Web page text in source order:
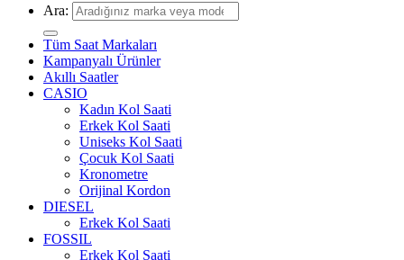
Ara:
Tüm Saat Markaları
Kampanyalı Ürünler
Akıllı Saatler
CASIO
Kadın Kol Saati
Erkek Kol Saati
Uniseks Kol Saati
Çocuk Kol Saati
Kronometre
Orijinal Kordon
DIESEL
Erkek Kol Saati
FOSSIL
Erkek Kol Saati